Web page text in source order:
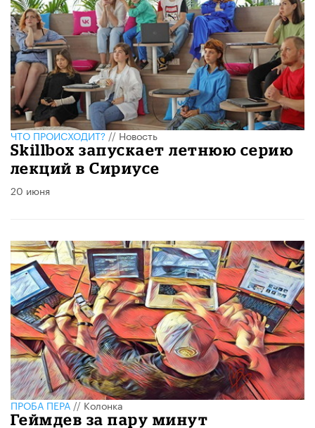
ЧТО ПРОИСХОДИТ?//Новость
Skillbox запускает летнюю серию
лекций в Сириусе
20 июня
ПРОБА ПЕРА//Колонка
Геймдев за пару минут